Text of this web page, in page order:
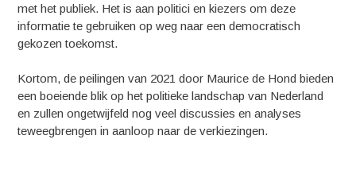
met het publiek. Het is aan politici en kiezers om deze
informatie te gebruiken op weg naar een democratisch
gekozen toekomst.
Kortom, de peilingen van 2021 door Maurice de Hond bieden
een boeiende blik op het politieke landschap van Nederland
en zullen ongetwijfeld nog veel discussies en analyses
teweegbrengen in aanloop naar de verkiezingen.